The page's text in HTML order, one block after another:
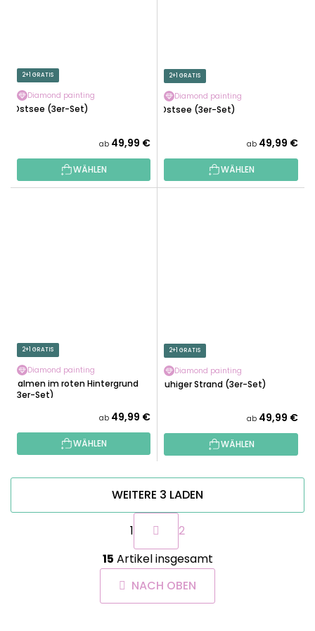
2+1 GRATIS
Diamond painting
Ostsee (3er-Set)
ab 49,99 €
WÄHLEN
2+1 GRATIS
Diamond painting
Ostsee (3er-Set)
ab 49,99 €
WÄHLEN
2+1 GRATIS
Diamond painting
Palmen im roten Hintergrund
(3er-Set)
ab 49,99 €
WÄHLEN
2+1 GRATIS
Diamond painting
Ruhiger Strand (3er-Set)
ab 49,99 €
WÄHLEN
S
t
e
u
e
WEITERE 3 LADEN
P
a
g
i
n
i
e
1
2
15 Artikel insgesamt
NACH OBEN